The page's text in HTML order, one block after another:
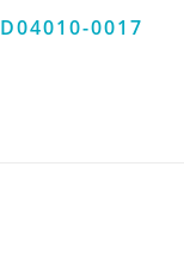
0017